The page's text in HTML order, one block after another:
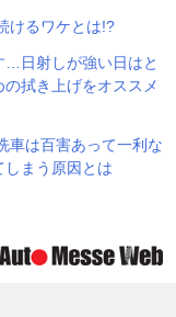
けるワケとは!?
…日射しが強い日はと
拭き上げをオススメ
車は百害あって一利な
しまう原因とは